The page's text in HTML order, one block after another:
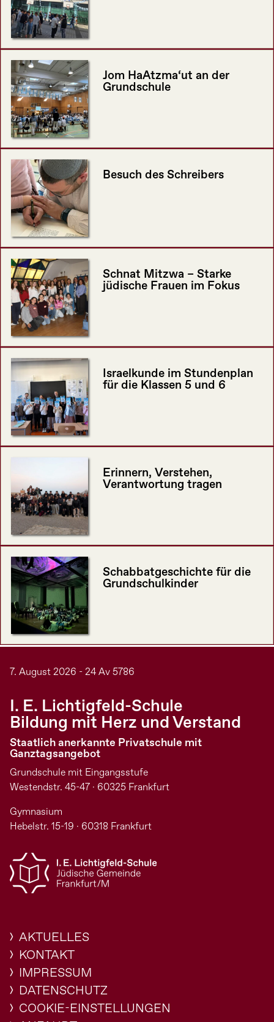
Jom HaAtzma‘ut an der
Grundschule
Besuch des Schreibers
Schnat Mitzwa – Starke
jüdische Frauen im Fokus
Israelkunde im Stundenplan
für die Klassen 5 und 6
Erinnern, Verstehen,
Verantwortung tragen
Schabbatgeschichte für die
Grundschulkinder
7. August 2026 - 24 Av 5786
I. E. Lichtigfeld-Schule
Bildung mit Herz und Verstand
Staatlich anerkannte Privatschule mit
Ganztagsangebot
Grundschule mit Eingangsstufe
Westendstr. 45-47 · 60325 Frankfurt
Gymnasium
Hebelstr. 15-19 · 60318 Frankfurt
AKTUELLES
KONTAKT
IMPRESSUM
DATENSCHUTZ
COOKIE-EINSTELLUNGEN